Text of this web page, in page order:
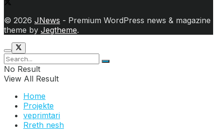
© 2026 JNews - Premium WordPress news & magazine
theme by Jegtheme.
No Result
View All Result
Home
Projekte
veprimtari
Rreth nesh